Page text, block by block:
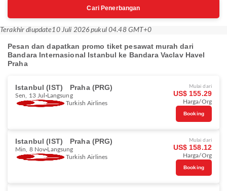
Cari Penerbangan
Terakhir diupdate10 Juli 2026 pukul 04.48 GMT+0
Pesan dan dapatkan promo tiket pesawat murah dari
Bandara Internasional Istanbul ke Bandara Vaclav Havel
Praha
Istanbul (IST) Praha (PRG)
Sen, 13 Jul
Langsung
Turkish Airlines
Mulai dari
US$ 155.29
Harga/Org
Booking
Istanbul (IST) Praha (PRG)
Min, 8 Nov Langsung
Turkish Airlines
Mulai dari
US$ 158.12
Harga/Org
Booking